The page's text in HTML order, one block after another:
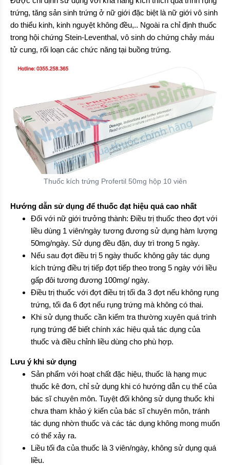
trứng, tăng sản sinh trứng ở nữ giới đặc biệt là nữ giới vô sinh
do thiểu kinh, kinh nguyệt không đều,.. Ngoài ra chỉ định thuốc
trong hội chứng Stein-Leventhal, vô sinh do chứng chảy máu
tử cung, rối loạn các chức năng tại buồng trứng.
Thuốc kích trứng Profertil 50mg hộp 10 viên
Hướng dẫn sử dụng để thuốc đạt hiệu quả cao nhất
Đối với nữ giới trưởng thành: Điều trị thuốc theo đợt với
liều dùng 1 viên/ngày tương đương sử dụng hàm lượng
50mg/ngày. Sử dụng đều đặn, duy trì trong 5 ngày.
Nếu sau đợt điều trị 5 ngày thuốc không gây tác dụng
kích trứng điều trị tiếp đợt tiếp theo trong 5 ngày với liều
gấp đôi tương đương 100mg/ ngày.
Điều trị thuốc với đợt điều trị tối đa 3 đợt nếu không rụng
trứng, tối đa 6 đợt nếu rụng trứng mà không có thai.
Khi sử dụng thuốc cần kiểm tra thường xuyên quá trình
rụng trứng để biết chính xác hiệu quả tác dụng của
thuốc và điều chỉnh liều dùng cho phù hợp.
Lưu ý khi sử dụng
Sản phẩm với hoạt chất đặc hiệu, thuốc là hạng mục
thuốc kê đơn, chỉ sử dụng khi có hướng dẫn cụ thể của
bác sĩ chuyên môn. Tuyệt đối không sử dụng thuốc khi
chưa tham khảo ý kiến của bác sĩ chuyên môn, tránh
tác dụng nhờn thuốc và các tác dụng không mong muốn
có thể xảy ra.
Liều tối đa của thuốc là 3 viên/ngày, không sử dụng quá
liều.